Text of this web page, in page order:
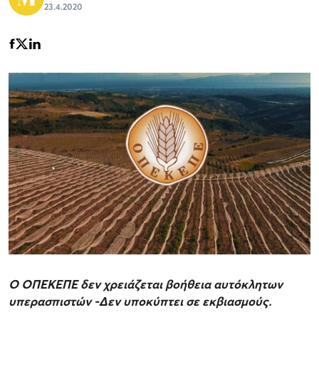
23.4.2020
Ο ΟΠΕΚΕΠΕ δεν χρειάζεται βοήθεια αυτόκλητων
υπερασπιστών -Δεν υποκύπτει σε εκβιασμούς.